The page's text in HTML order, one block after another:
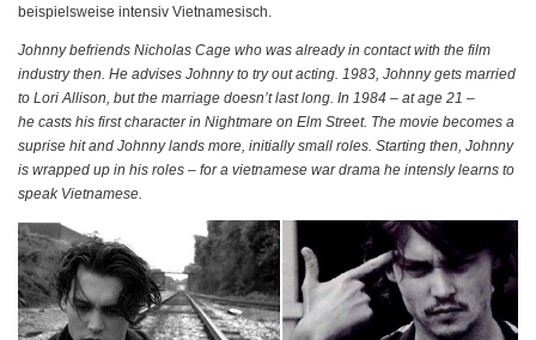
beispielsweise intensiv Vietnamesisch.
Johnny befriends Nicholas Cage who was already in contact with the film
industry then. He advises Johnny to try out acting. 1983, Johnny gets married
to Lori Allison, but the marriage doesn’t last long. In 1984 – at age 21 –
he casts his first character in Nightmare on Elm Street. The movie becomes a
suprise hit and Johnny lands more, initially small roles. Starting then, Johnny
is wrapped up in his roles – for a vietnamese war drama he intensly learns to
speak Vietnamese.